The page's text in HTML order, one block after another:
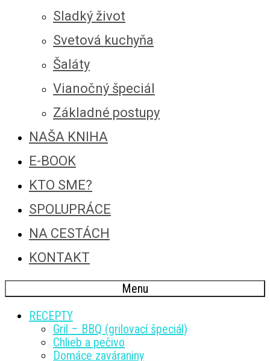
Sladký život
Svetová kuchyňa
Šaláty
Vianočný špeciál
Základné postupy
NAŠA KNIHA
E-BOOK
KTO SME?
SPOLUPRÁCE
NA CESTÁCH
KONTAKT
Menu
RECEPTY
Gril – BBQ (grilovací špeciál)
Chlieb a pečivo
Domáce zaváraniny